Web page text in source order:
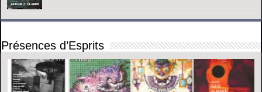
Présences d’Esprits